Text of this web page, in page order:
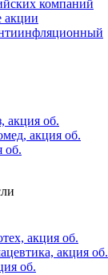
компаний
акции
акция об.
акция об.
об.
акция об.
акция об.
об.